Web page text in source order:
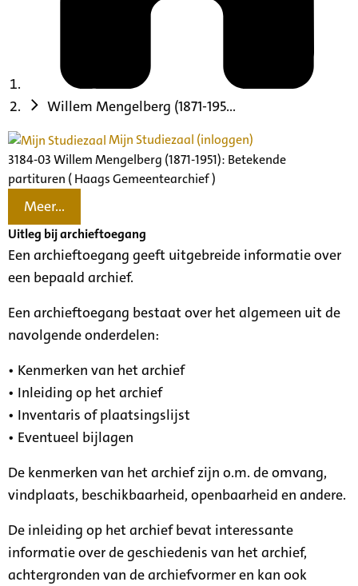
Willem Mengelberg (1871-195...
Mijn Studiezaal (inloggen)
3184-03 Willem Mengelberg (1871-1951): Betekende
partituren ( Haags Gemeentearchief )
Meer...
Uitleg bij archieftoegang
Een archieftoegang geeft uitgebreide informatie over
een bepaald archief.
Een archieftoegang bestaat over het algemeen uit de
navolgende onderdelen:
• Kenmerken van het archief
• Inleiding op het archief
• Inventaris of plaatsingslijst
• Eventueel bijlagen
De kenmerken van het archief zijn o.m. de omvang,
vindplaats, beschikbaarheid, openbaarheid en andere.
De inleiding op het archief bevat interessante
informatie over de geschiedenis van het archief,
achtergronden van de archiefvormer en kan ook